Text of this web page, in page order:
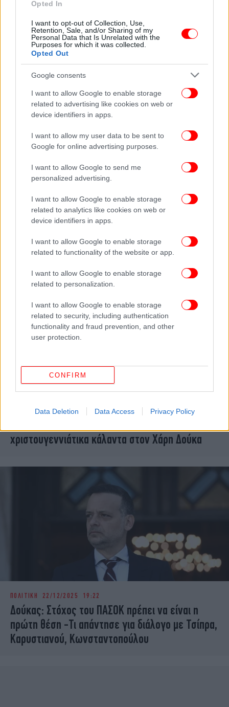
Opted In
I want to opt-out of Collection, Use,
Retention, Sale, and/or Sharing of my
Personal Data that Is Unrelated with the
Purposes for which it was collected.
Opted Out
Google consents
I want to allow Google to enable storage
related to advertising like cookies on web or
device identifiers in apps.
I want to allow my user data to be sent to
Google for online advertising purposes.
I want to allow Google to send me
personalized advertising.
I want to allow Google to enable storage
related to analytics like cookies on web or
device identifiers in apps.
I want to allow Google to enable storage
related to functionality of the website or app.
I want to allow Google to enable storage
related to personalization.
I want to allow Google to enable storage
related to security, including authentication
functionality and fraud prevention, and other
user protection.
CONFIRM
Data Deletion Data Access Privacy Policy
Δούκας για ΠΑΣΟΚ: Η στρατηγική μας απέτυχε
-Να μην κουκουλώσουμε, αλλά να συζητήσουμε
ό,τι μας καθηλώνει
ΕΛΛΑΔΑ 28/12/2025 15:24
Δήμος Αθηναίων: Δωρεάν ηλεκτρικό ρεύμα για
22 χρόνια σε μονογονεϊκή οικογένεια μέσω του
ΓΑΕΦ
24/12/2025 14:17
χριστουγεννιάτικα κάλαντα στον Χάρη Δούκα
ΠΟΛΙΤΙΚΗ 22/12/2025 19:22
Δούκας: Στόχος του ΠΑΣΟΚ πρέπει να είναι η
πρώτη θέση -Τι απάντησε για διάλογο με Τσίπρα,
Καρυστιανού, Κωνσταντοπούλου